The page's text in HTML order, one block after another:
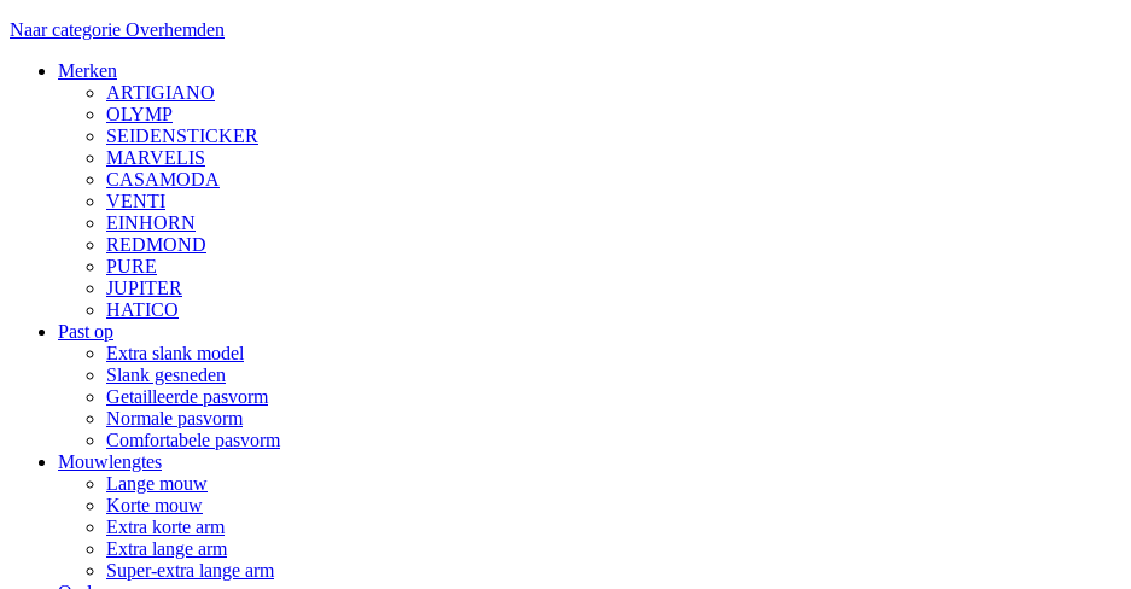
Naar categorie Overhemden
Merken
ARTIGIANO
OLYMP
SEIDENSTICKER
MARVELIS
CASAMODA
VENTI
EINHORN
REDMOND
PURE
JUPITER
HATICO
Past op
Extra slank model
Slank gesneden
Getailleerde pasvorm
Normale pasvorm
Comfortabele pasvorm
Mouwlengtes
Lange mouw
Korte mouw
Extra korte arm
Extra lange arm
Super-extra lange arm